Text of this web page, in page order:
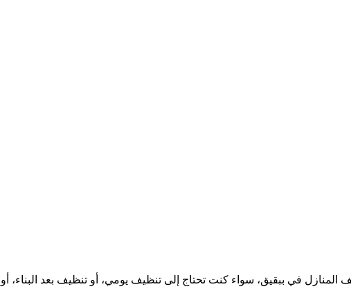
في ببقيق، سواء كنت تحتاج إلى تنظيف يومي، أو تنظيف بعد البناء، أو